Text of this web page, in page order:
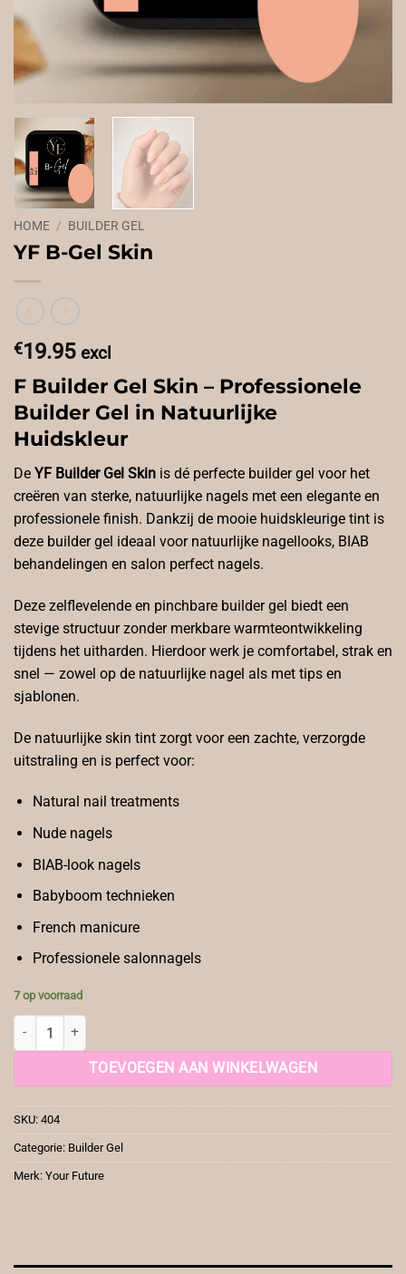
HOME / BUILDER GEL
YF B-Gel Skin
€19.95 excl
F Builder Gel Skin – Professionele
Builder Gel in Natuurlijke
Huidskleur
De YF Builder Gel Skin is dé perfecte builder gel voor het
creëren van sterke, natuurlijke nagels met een elegante en
professionele finish. Dankzij de mooie huidskleurige tint is
deze builder gel ideaal voor natuurlijke nagellooks, BIAB
behandelingen en salon perfect nagels.
Deze zelflevelende en pinchbare builder gel biedt een
stevige structuur zonder merkbare warmteontwikkeling
tijdens het uitharden. Hierdoor werk je comfortabel, strak en
snel — zowel op de natuurlijke nagel als met tips en
sjablonen.
De natuurlijke skin tint zorgt voor een zachte, verzorgde
uitstraling en is perfect voor:
Natural nail treatments
Nude nagels
BIAB-look nagels
Babyboom technieken
French manicure
Professionele salonnagels
7 op voorraad
YF B-Gel Skin aantal
TOEVOEGEN AAN WINKELWAGEN
SKU: 404
Categorie: Builder Gel
Merk: Your Future